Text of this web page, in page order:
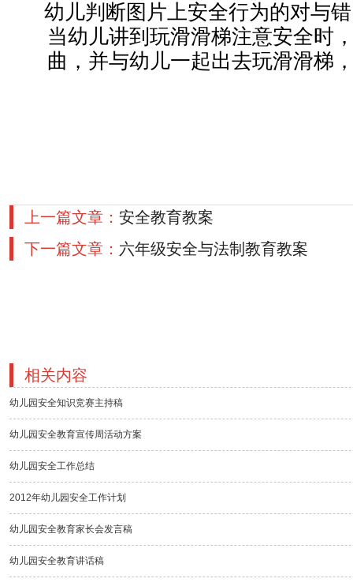
幼儿判断图片上安全行为的对与
当幼儿讲到玩滑滑梯注意安全时
曲，并与幼儿一起出去玩滑滑梯
上一篇文章： 安全教育教案
下一篇文章： 六年级安全与法制教育教案
相关内容
幼儿园安全知识竞赛主持稿
幼儿园安全教育宣传周活动方案
幼儿园安全工作总结
2012年幼儿园安全工作计划
幼儿园安全教育家长会发言稿
幼儿园安全教育讲话稿